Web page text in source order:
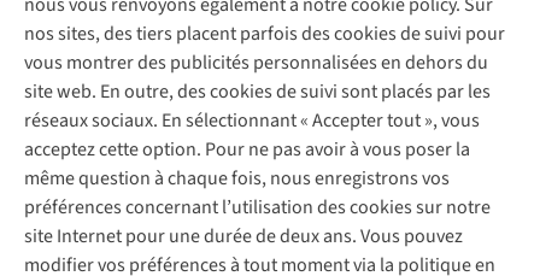
nos sites, des tiers placent parfois des cookies de suivi pour
vous montrer des publicités personnalisées en dehors du
site web. En outre, des cookies de suivi sont placés par les
réseaux sociaux. En sélectionnant « Accepter tout », vous
acceptez cette option. Pour ne pas avoir à vous poser la
même question à chaque fois, nous enregistrons vos
préférences concernant l’utilisation des cookies sur notre
site Internet pour une durée de deux ans. Vous pouvez
modifier vos préférences à tout moment via la politique en
Réparation de vêtements
Retouches
Pour les entreprises
Abonnez-vous à la newsletter
Suivez-nous
Mentions légales
Politique de confidentialité